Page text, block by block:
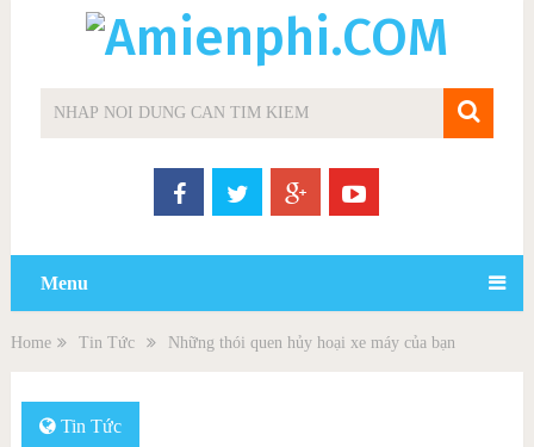
Menu
Home Tin Tức Những thói quen hủy hoại xe máy của bạn
Tin Tức